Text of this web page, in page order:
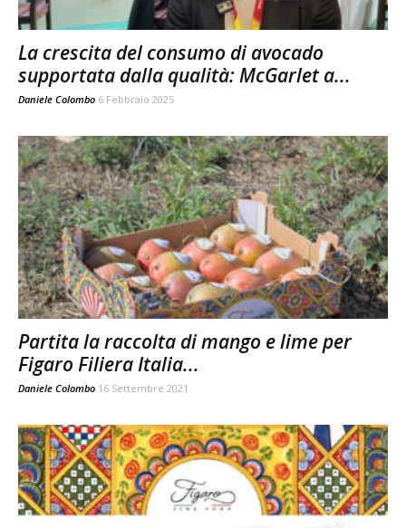
La crescita del consumo di avocado
supportata dalla qualità: McGarlet a...
Daniele Colombo 6 Febbraio 2025
Partita la raccolta di mango e lime per
Figaro Filiera Italia...
Daniele Colombo 16 Settembre 2021